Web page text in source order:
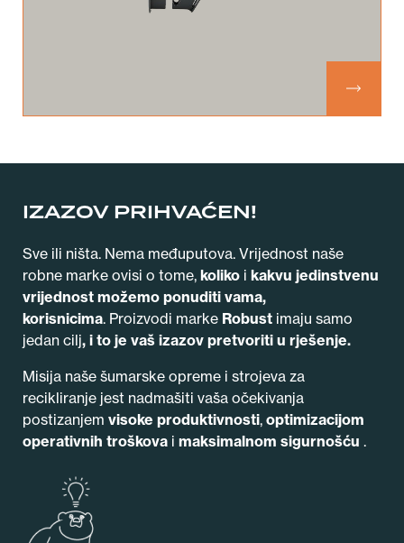
IZAZOV PRIHVAĆEN!
Sve ili ništa. Nema međuputova. Vrijednost naše
robne marke ovisi o tome, koliko i kakvu jedinstvenu
vrijednost možemo ponuditi vama,
korisnicima. Proizvodi marke Robust imaju samo
jedan cilj, i to je vaš izazov pretvoriti u rješenje.
Misija naše šumarske opreme i strojeva za
recikliranje jest nadmašiti vaša očekivanja
postizanjem visoke produktivnosti, optimizacijom
operativnih troškova i maksimalnom sigurnošću .